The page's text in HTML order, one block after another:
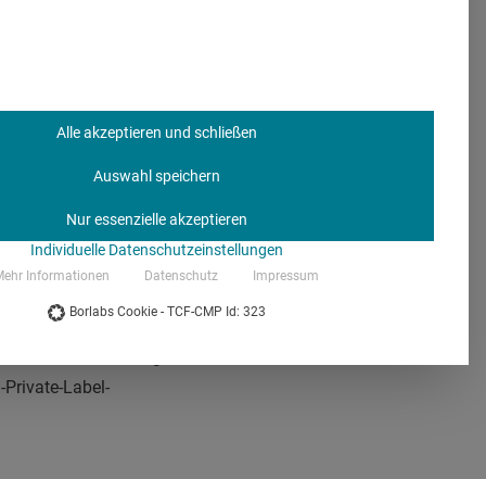
bekommt
und testen
sei es, so viele
versucht Abläufe
nah an Patienten
funktionieren.
wird das Angebot
erhält er künftig ein
Label-
Alle akzeptieren und schließen
Auswahl speichern
Nur essenzielle akzeptieren
Individuelle Datenschutzeinstellungen
Informationen Datenschutz Impressum
Borlabs Cookie - TCF-CMP Id: 323